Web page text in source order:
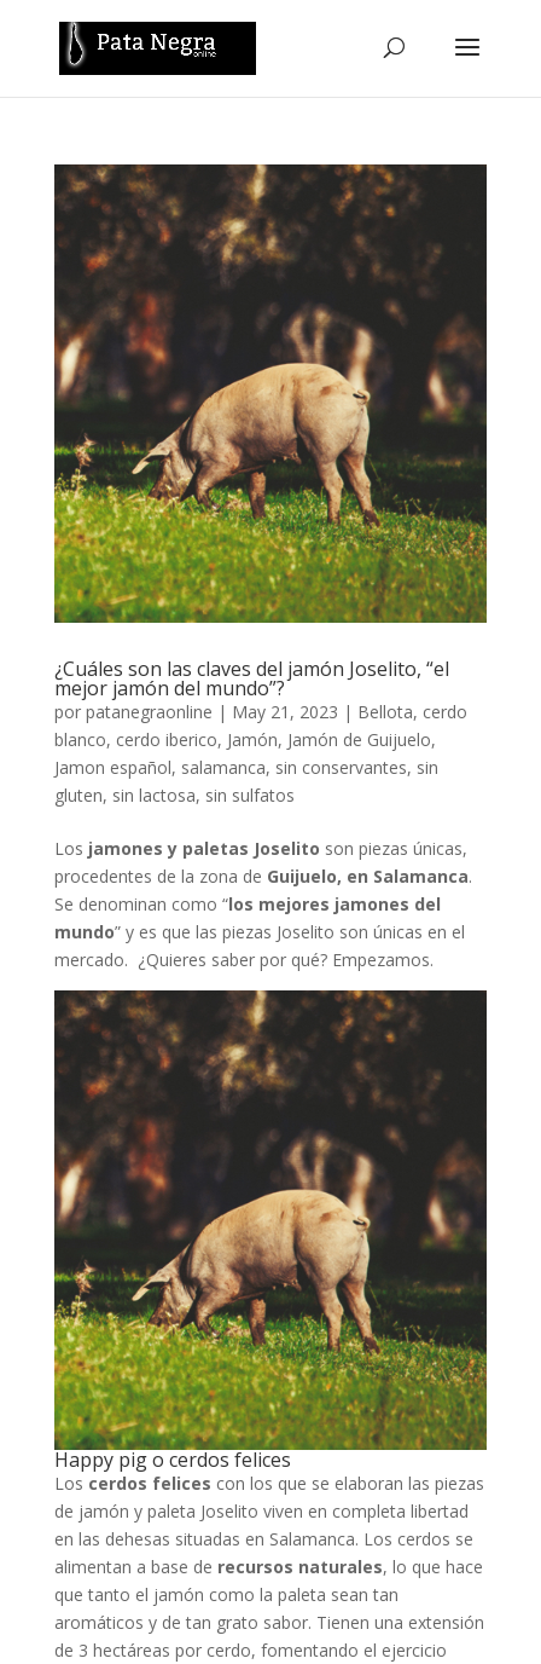
¿Cuáles son las claves del jamón Joselito, “el
mejor jamón del mundo”?
por patanegraonline | May 21, 2023 | Bellota, cerdo
blanco, cerdo iberico, Jamón, Jamón de Guijuelo,
Jamon español, salamanca, sin conservantes, sin
gluten, sin lactosa, sin sulfatos
Los jamones y paletas Joselito son piezas únicas,
procedentes de la zona de Guijuelo, en Salamanca.
Se denominan como “los mejores jamones del
mundo” y es que las piezas Joselito son únicas en el
mercado. ¿Quieres saber por qué? Empezamos.
Happy pig o cerdos felices
Los cerdos felices con los que se elaboran las piezas
de jamón y paleta Joselito viven en completa libertad
en las dehesas situadas en Salamanca. Los cerdos se
alimentan a base de recursos naturales, lo que hace
que tanto el jamón como la paleta sean tan
aromáticos y de tan grato sabor. Tienen una extensión
de 3 hectáreas por cerdo, fomentando el ejercicio